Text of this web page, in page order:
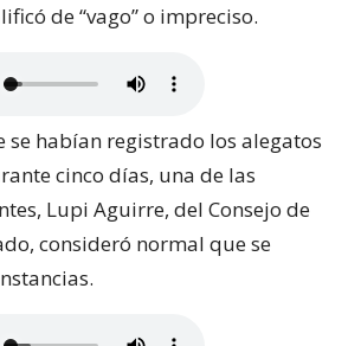
de “vago” o impreciso.
se habían registrado los alegatos
cinco días, una de las
Lupi Aguirre, del Consejo de
consideró normal que se